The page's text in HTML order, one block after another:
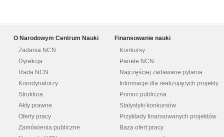
O Narodowym Centrum Nauki
Zadania NCN
Dyrekcja
Rada NCN
Koordynatorzy
Struktura
Akty prawne
Oferty pracy
Zamówienia publiczne
Finansowanie nauki
Konkursy
Panele NCN
Najczęściej zadawane pytania
Informacje dla realizujących projekty
Pomoc publiczna
Statystyki konkursów
Przykłady finansowanych projektów
Baza ofert pracy